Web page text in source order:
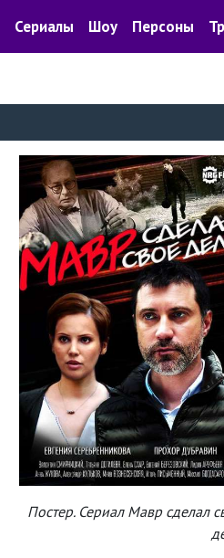
Сериалы Шоу Персоны
Постер. Сериал Мавр сделал